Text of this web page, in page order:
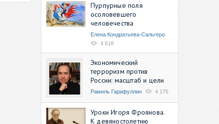
Пурпурные поля
осоловевшего
человечества
Елена Кондратьева-Сальгеро
4 618
Экономический
терроризм против
России: масштаб и цели
Рамиль Гарифуллин 4 175
Уроки Игоря Фроянова.
К девяностолетию